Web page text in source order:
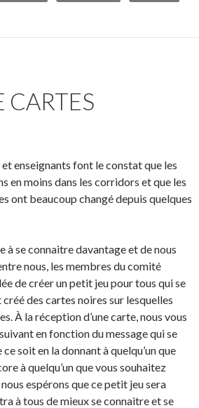
CARTES
enseignants font le constat que les
en moins dans les corridors et que les
ont beaucoup changé depuis quelques
à se connaitre davantage et de nous
nous, les membres du comité
de créer un petit jeu pour tous qui se
des cartes noires sur lesquelles
À la réception d’une carte, nous vous
en fonction du message qui se
soit en la donnant à quelqu’un que
à quelqu’un que vous souhaitez
espérons que ce petit jeu sera
à tous de mieux se connaitre et se